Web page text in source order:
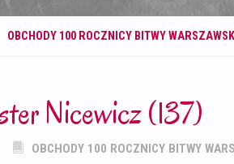
OBCHODY 100 ROCZNICY BITWY
Nicewicz (137)
OBCHODY 100 ROCZNICY BITWY